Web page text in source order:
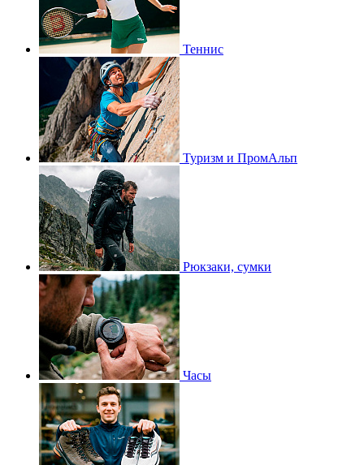
Теннис
Туризм и ПромАльп
Рюкзаки, сумки
Часы